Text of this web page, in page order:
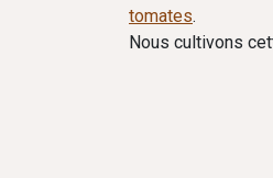
tomates.
Nous cultivons